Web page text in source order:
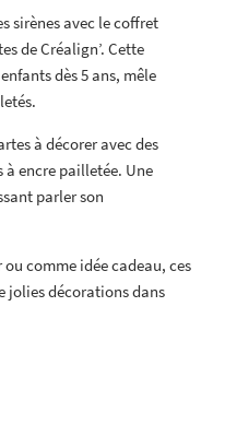
sirènes avec le coffret
de Créalign’. Cette
dès 5 ans, mêle
à décorer avec des
à encre pailletée. Une
parler son
comme idée cadeau, ces
jolies décorations dans